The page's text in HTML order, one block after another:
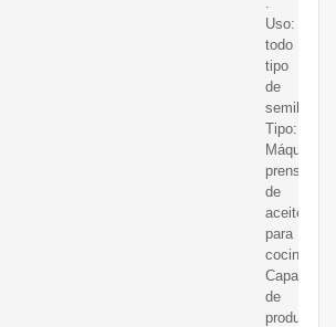
Uso:
todo
tipo
de
semillas;
Tipo:
Máquina
prensadora
de
aceite
para
cocinar;
Capacidad
de